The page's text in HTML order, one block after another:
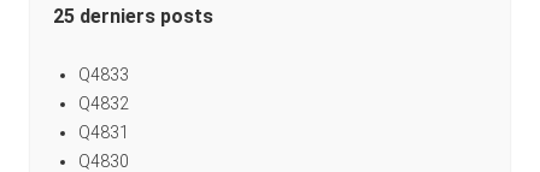
25 derniers posts
Q4833
Q4832
Q4831
Q4830